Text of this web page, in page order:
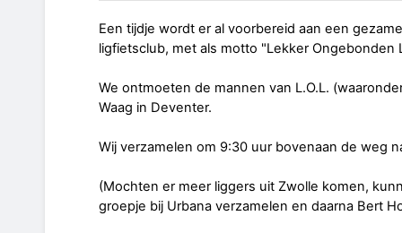
Een tijdje wordt er al voorbereid aan een
ligfietsclub, met als motto "Lekker Ongebonden
We ontmoeten de mannen van L.O.L.
Waag in Deventer.
Wij verzamelen om 9:30 uur bovenaan de weg
(Mochten er meer liggers uit Zwolle komen,
groepje bij Urbana verzamelen en daarna Bert